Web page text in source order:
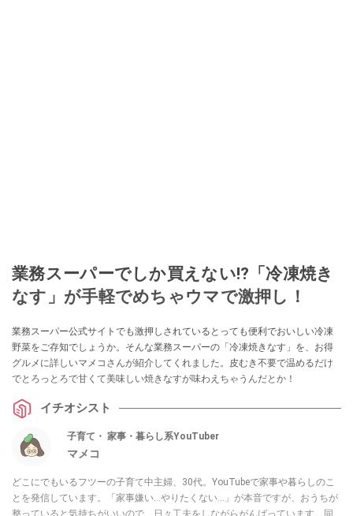
業務スーパーでしか買えない⁉「冷凍焼き
なす」が手軽でめちゃウマで激押し！
業務スーパー公式サイトでも激押しされているとっても便利でおいしい冷凍
野菜をご存知でしょうか。そんな業務スーパーの「冷凍焼きなす」を、お得
グルメに詳しいマメコさんが紹介してくれました。皮むき不要で温めるだけ
でとろっとろで甘くて美味しい焼きなすが味わえちゃうんだとか！
イチオシスト
子育て・ 家事・暮らし系YouTuber
マメコ
どこにでもいるフツーの子育て中主婦、30代。YouTubeで家事や暮らしのこ
とを発信しています。「家事嫌い…やりたくない…」が本音ですが、おうちが
整っていると気持ちがいいので、日々工夫をしながらがんばっています。同